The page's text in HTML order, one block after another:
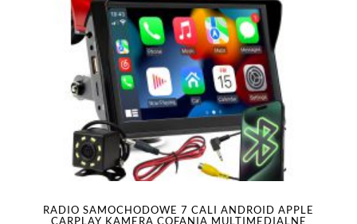
RADIO SAMOCHODOWE 7 CALI ANDROID APPLE
CARPLAY KAMERA COFANIA MULTIMEDIALNE